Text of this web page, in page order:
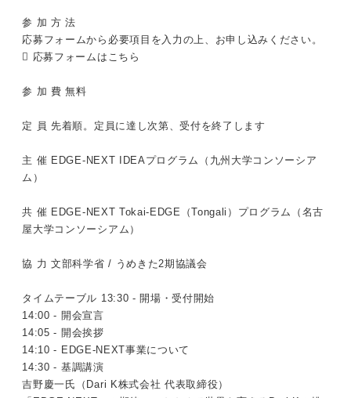
参 加 方 法
応募フォームから必要項目を入力の上、お申し込みください。
 応募フォームは こちら
参 加 費 無料
定 員 先着順。定員に達し次第、受付を終了します
主 催 EDGE-NEXT IDEAプログラム（九州大学コンソーシア
ム）
共 催 EDGE-NEXT Tokai-EDGE（Tongali）プログラム（名古
屋大学コンソーシアム）
協 力 文部科学省 / うめきた2期協議会
タイムテーブル 13:30 - 開場・受付開始
14:00 - 開会宣言
14:05 - 開会挨拶
14:10 - EDGE-NEXT事業について
14:30 - 基調講演
吉野慶一氏（Dari K株式会社 代表取締役）